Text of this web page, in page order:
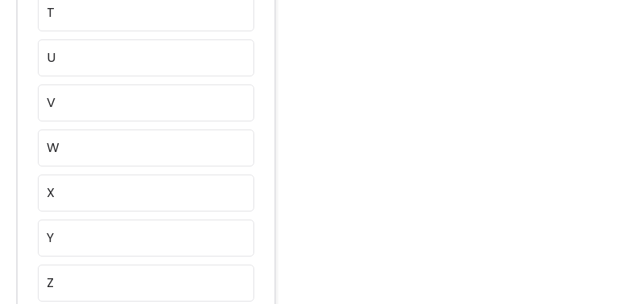
(1)
SANIPIU SIGILL
(5)
SCHIEDEL
SCHULLER
(1)
SCHWERTER HSI
(1)
SENCOR
T
U
V
W
X
Y
Z